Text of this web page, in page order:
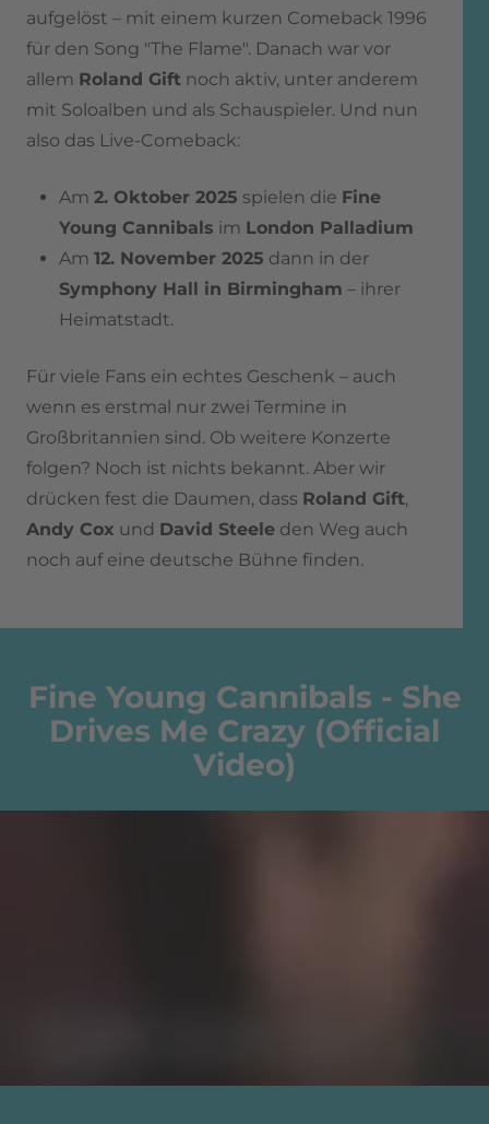
aufgelöst – mit einem kurzen Comeback 1996
für den Song "The Flame". Danach war vor
allem Roland Gift noch aktiv, unter anderem
mit Soloalben und als Schauspieler. Und nun
also das Live-Comeback:
Am 2. Oktober 2025 spielen die Fine
Young Cannibals im London Palladium
Am 12. November 2025 dann in der
Symphony Hall in Birmingham – ihrer
Heimatstadt.
Für viele Fans ein echtes Geschenk – auch
wenn es erstmal nur zwei Termine in
Großbritannien sind. Ob weitere Konzerte
folgen? Noch ist nichts bekannt. Aber wir
drücken fest die Daumen, dass Roland Gift,
Andy Cox und David Steele den Weg auch
noch auf eine deutsche Bühne finden.
Fine Young Cannibals - She
Drives Me Crazy (Official
Video)